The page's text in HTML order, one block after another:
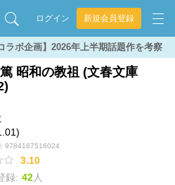
ログイン 新規会員登録
ラボ企画】2026年上半期話題作を考察
昭和の教祖 (文春文庫
9784167516024
3.10
録: 42人